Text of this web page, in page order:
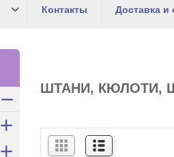
Контакты Доставка и
ШТАНИ, КЮЛОТИ,